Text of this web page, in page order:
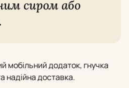
сиром або
мобільний додаток, гнучка
надійна доставка.